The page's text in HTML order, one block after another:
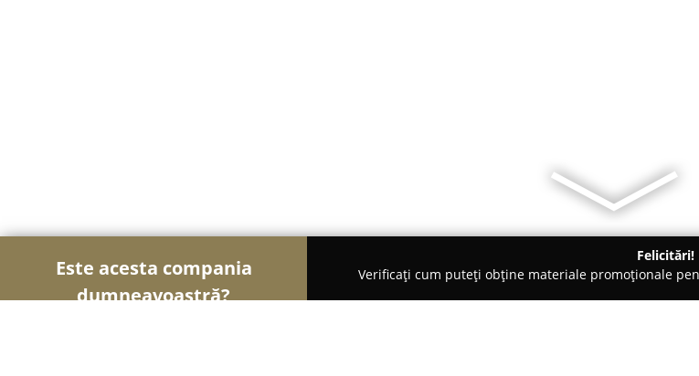
Este acesta compania
dumneavoastră?
Felicitări!
Verificați cum puteți obține materiale promoționale